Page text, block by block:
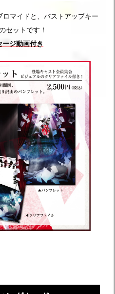
マイドと、バストアップキー
セットです！
ージ動画付き